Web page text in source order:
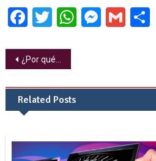
Facebook
Twitter
WhatsApp
Navegación de
¿Por qué es importante capacitar al personal de tu empresa en manejo de TIC?
Related Posts